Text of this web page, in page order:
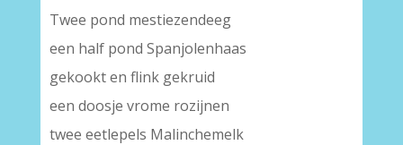
Twee pond mestiezendeeg
een half pond Spanjolenhaas
gekookt en flink gekruid
een doosje vrome rozijnen
twee eetlepels Malinchemelk